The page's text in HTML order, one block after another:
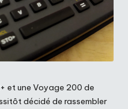
et une Voyage 200 de
décidé de rassembler